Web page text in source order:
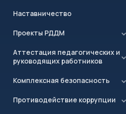
Наставничество
Проекты РДДМ
Аттестация педагогических и
руководящих работников
Комплексная безопасность
Противодействие коррупции